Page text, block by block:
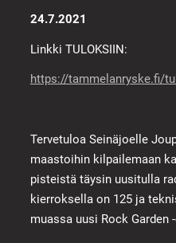
24.7.2021
Linkki TULOKSIIN:
https://tammelanryske.fi/
Tervetuloa Seinäjoelle
maastoihin kilpailemaan
pisteistä täysin uusitulla
kierroksella on 125 ja
muassa uusi Rock Garden